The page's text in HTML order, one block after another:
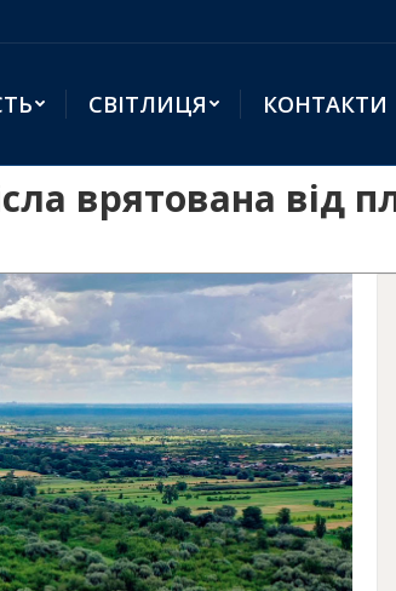
СВІТЛИЦЯ КОНТАКТИ
врятована від